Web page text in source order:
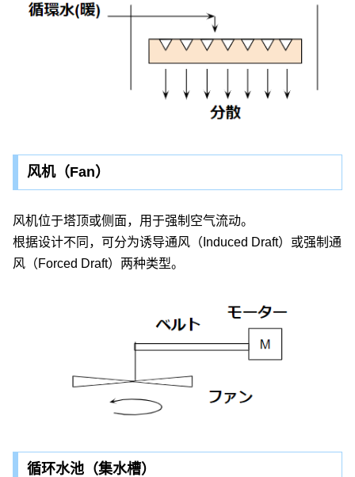
风机（Fan）
风机位于塔顶或侧面，用于强制空气流动。
根据设计不同，可分为诱导通风（Induced Draft）或强制通
风（Forced Draft）两种类型。
循环水池（集水槽）